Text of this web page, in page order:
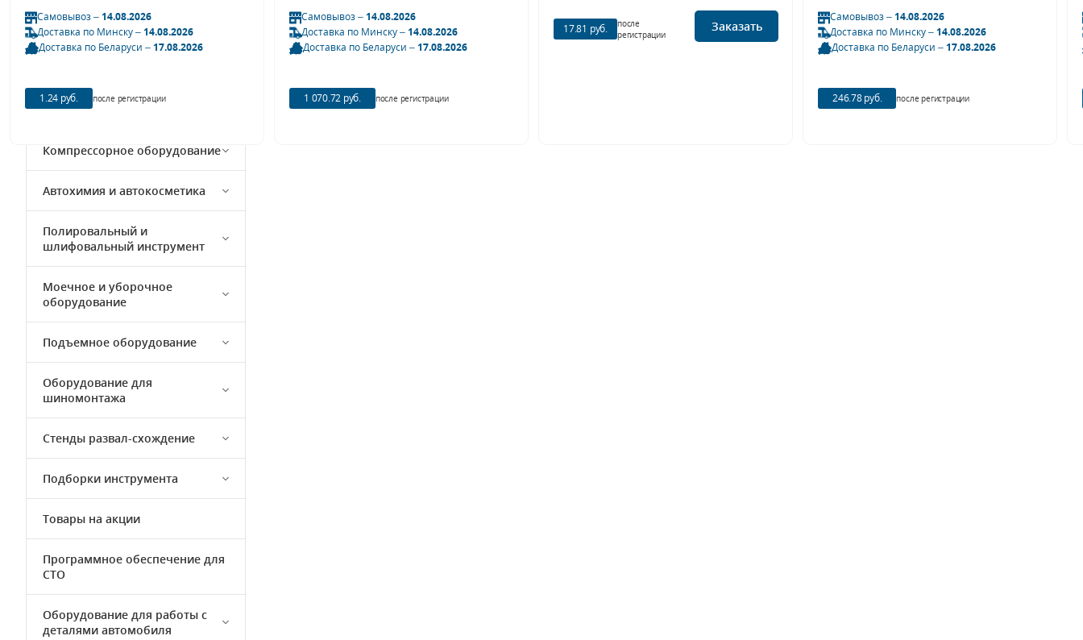
Оборудование для
технических жидкостей
Кузовной ремонт
Компрессорное оборудование
Автохимия и автокосметика
Полировальный и
шлифовальный инструмент
Моечное и уборочное
оборудование
Подъемное оборудование
Оборудование для
шиномонтажа
Стенды развал-схождение
Подборки инструмента
Товары на акции
Программное обеспечение для
СТО
Оборудование для работы с
деталями автомобиля
Самовывоз –14.08.2026
Доставка по Минску –14.08.2026
Доставка по Беларуси –17.08.2026
1.24 руб. после регистрации
Самовывоз –14.08.2026
Доставка по Минску –14.08.2026
Доставка по Беларуси –17.08.2026
1 070.72 руб. после регистрации
17.81 руб.
после
регистрации
Заказать
Самовывоз –14.08.2026
Доставка по Минску –14.08.2026
Доставка по Беларуси –17.08.2026
246.78 руб. после регистрации